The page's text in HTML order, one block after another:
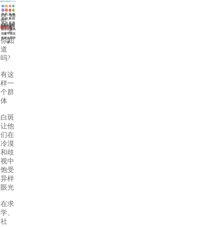
网
站
首
页
医
院
动
态
白
癜
风
症
状
在
线
挂
号
医
师
团
队
白
斑
治
疗
白
癜
风
病
因
来
院
路
线
主页>医院
动态>
6月25日起
南京白癜风
沈建平医生
将来合肥华
研
来源：华研白癜风医院
咨询热线
0551-65733120
你知
道
吗?
有这
样一
个群
体
白斑
让他
们在
冷漠
和歧
视中
饱受
异样
眼光
在求
学、
社